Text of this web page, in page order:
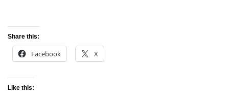
Share this:
Facebook X
Like this: